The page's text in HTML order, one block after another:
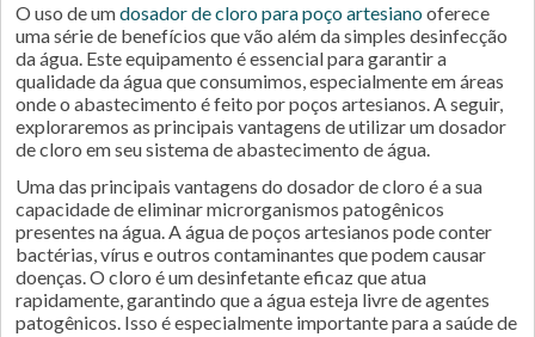
O uso de umdosador de cloro para poço artesianooferece
uma série de benefícios que vão além da simples desinfecção
da água. Este equipamento é essencial para garantir a
qualidade da água que consumimos, especialmente em áreas
onde o abastecimento é feito por poços artesianos. A seguir,
exploraremos as principais vantagens de utilizar um dosador
de cloro em seu sistema de abastecimento de água.
Uma das principais vantagens do dosador de cloro é a sua
capacidade de eliminar microrganismos patogênicos
presentes na água. A água de poços artesianos pode conter
bactérias, vírus e outros contaminantes que podem causar
doenças. O cloro é um desinfetante eficaz que atua
rapidamente, garantindo que a água esteja livre de agentes
patogênicos. Isso é especialmente importante para a saúde de